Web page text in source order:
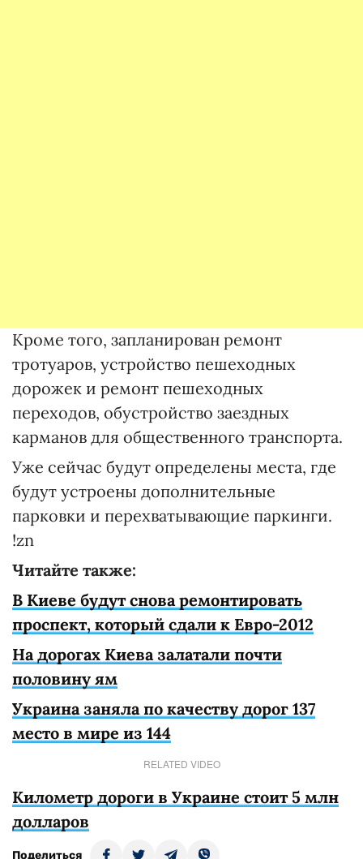
Кроме того, запланирован ремонт
тротуаров, устройство пешеходных
дорожек и ремонт пешеходных
переходов, обустройство заездных
карманов для общественного транспорта.
Уже сейчас будут определены места, где
будут устроены дополнительные
парковки и перехватывающие паркинги.
!zn
Читайте также:
В Киеве будут снова ремонтировать
проспект, который сдали к Евро-2012
На дорогах Киева залатали почти
половину ям
Украина заняла по качеству дорог 137
место в мире из 144
RELATED VIDEO
Километр дороги в Украине стоит 5 млн
долларов
Поделиться